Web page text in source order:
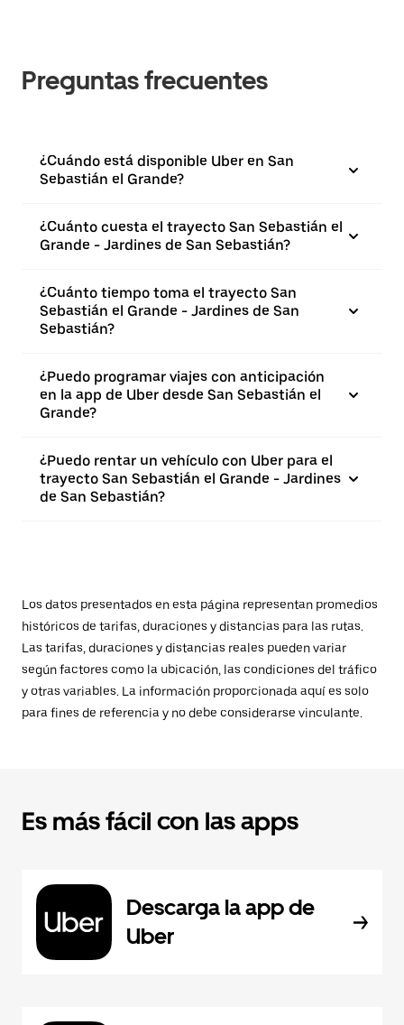
Preguntas frecuentes
¿Cuándo está disponible Uber en San
Sebastián el Grande?
¿Cuánto cuesta el trayecto San Sebastián el
Grande - Jardines de San Sebastián?
¿Cuánto tiempo toma el trayecto San
Sebastián el Grande - Jardines de San
Sebastián?
¿Puedo programar viajes con anticipación
en la app de Uber desde San Sebastián el
Grande?
¿Puedo rentar un vehículo con Uber para el
trayecto San Sebastián el Grande - Jardines
de San Sebastián?
Los datos presentados en esta página representan promedios
históricos de tarifas, duraciones y distancias para las rutas.
Las tarifas, duraciones y distancias reales pueden variar
según factores como la ubicación, las condiciones del tráfico
y otras variables. La información proporcionada aquí es solo
para fines de referencia y no debe considerarse vinculante.
Es más fácil con las apps
Descarga la app de
Uber